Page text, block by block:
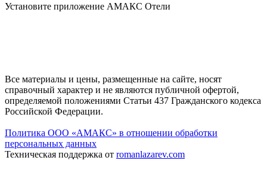
Установите приложение АМАКС Отели
Все материалы и цены, размещенные на сайте, носят
справочный характер и не являются публичной офертой,
определяемой положениями Статьи 437 Гражданского кодекса
Российской Федерации.
Политика ООО «АМАКС» в отношении обработки
персональных данных
Техническая поддержка от romanlazarev.com